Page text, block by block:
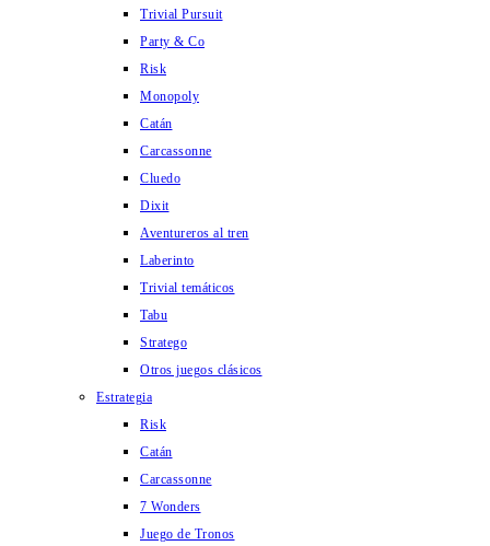
Trivial Pursuit
Party & Co
Risk
Monopoly
Catán
Carcassonne
Cluedo
Dixit
Aventureros al tren
Laberinto
Trivial temáticos
Tabu
Stratego
Otros juegos clásicos
Estrategia
Risk
Catán
Carcassonne
7 Wonders
Juego de Tronos